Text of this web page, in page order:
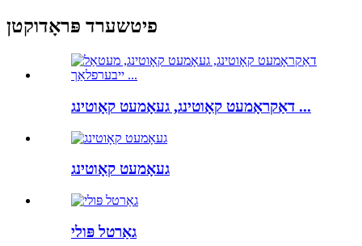
פיטשערד פּראָדוקטן
דאַקראָמעט קאָוטינג, געאָמעט קאָוטינג ...
געאָמעט קאָוטינג
גאַרטל פּולי